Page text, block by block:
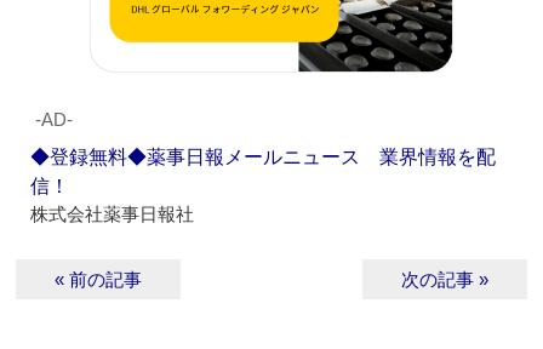
‐AD‐
◆登録無料◆薬事日報メールニュース 業界情報を配
信！
株式会社薬事日報社
« 前の記事 次の記事 »